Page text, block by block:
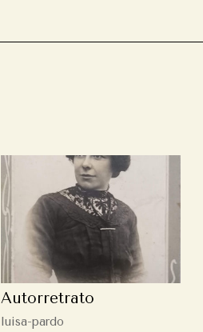
Autorretrato
luisa-pardo